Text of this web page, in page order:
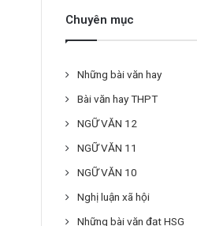
Chuyên mục
Những bài văn hay
Bài văn hay THPT
NGỮ VĂN 12
NGỮ VĂN 11
NGỮ VĂN 10
Nghị luận xã hội
Những bài văn đạt HSG